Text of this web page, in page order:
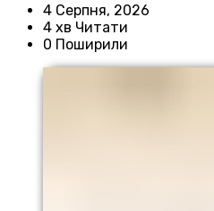
4 Серпня, 2026
4 хв Читати
0 Поширили